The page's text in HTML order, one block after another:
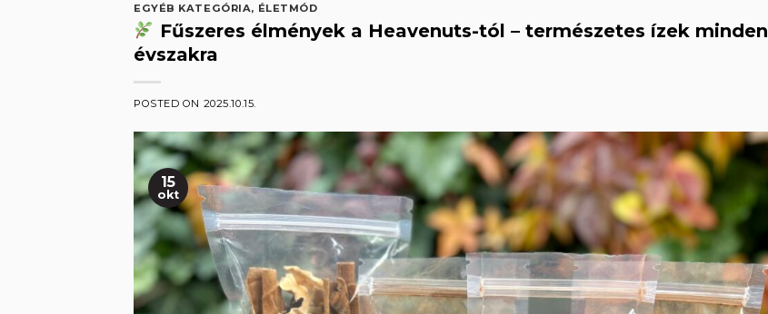
EGYÉB KATEGÓRIA, ÉLETMÓD
Fűszeres élmények a Heavenuts-tól – természetes ízek minden
évszakra
POSTED ON 2025.10.15.
15
okt